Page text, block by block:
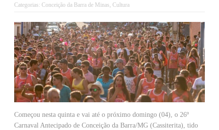
Categorias: Conceição da Barra de Minas, Cultura
Começou nesta quinta e vai até o próximo domingo (04), o 26º
Carnaval Antecipado de Conceição da Barra/MG (Cassiterita), tido